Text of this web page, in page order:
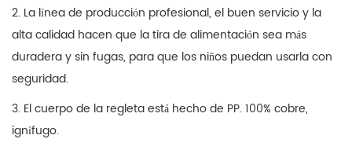
2. La línea de producción profesional, el buen servicio y la
alta calidad hacen que la tira de alimentación sea más
duradera y sin fugas, para que los niños puedan usarla con
seguridad.
3. El cuerpo de la regleta está hecho de PP. 100% cobre,
ignífugo.